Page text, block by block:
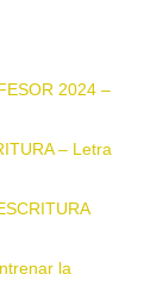
2024 –
– Letra
la